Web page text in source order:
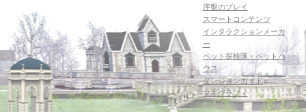
序盤のプレイ
スマートコンテンツ
インタラクションメーカ
ー
ペット探検隊・ペットハ
ウス
ダンジョンガイド
マギグラフィ